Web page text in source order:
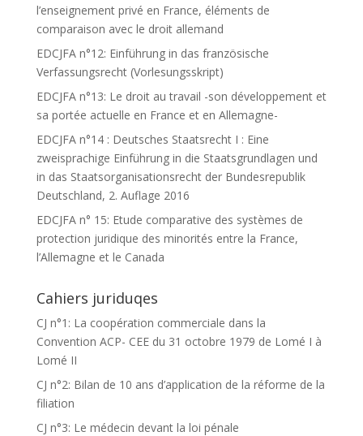
l’enseignement privé en France, éléments de
comparaison avec le droit allemand
EDCJFA n°12: Einführung in das französische
Verfassungsrecht (Vorlesungsskript)
EDCJFA n°13: Le droit au travail -son développement et
sa portée actuelle en France et en Allemagne-
EDCJFA n°14 : Deutsches Staatsrecht I : Eine
zweisprachige Einführung in die Staatsgrundlagen und
in das Staatsorganisationsrecht der Bundesrepublik
Deutschland, 2. Auflage 2016
EDCJFA n° 15: Etude comparative des systèmes de
protection juridique des minorités entre la France,
l’Allemagne et le Canada
Cahiers juriduqes
CJ n°1: La coopération commerciale dans la
Convention ACP- CEE du 31 octobre 1979 de Lomé I à
Lomé II
CJ n°2: Bilan de 10 ans d’application de la réforme de la
filiation
CJ n°3: Le médecin devant la loi pénale